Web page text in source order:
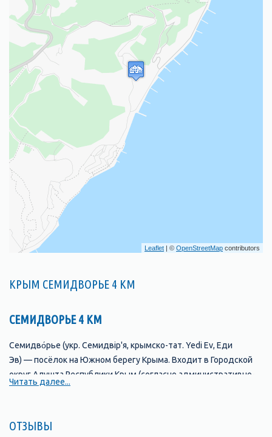
Leaflet | © OpenStreetMap contributors
КРЫМ СЕМИДВОРЬЕ 4 КМ
СЕМИДВОРЬЕ 4 КМ
Семидво́рье (укр. Семидвір'я, крымско-тат. Yedi Ev, Еди
Эв) — посёлок на Южном берегу Крыма. Входит в Городской
округ Алушта Республики Крым (согласно административно-
территориальному делению Украины — в
Читать далее...
ОТЗЫВЫ